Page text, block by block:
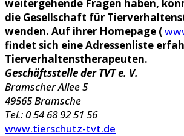
weitergehende Fragen haben,
die Gesellschaft für
wenden. Auf ihrer Homepage (
findet sich eine Adressenliste
Tierverhaltenstherapeuten.
Geschäftsstelle der TVT e. V.
Bramscher Allee 5
49565 Bramsche
Tel.: 0 54 68 92 51 56
www.tierschutz-tvt.de